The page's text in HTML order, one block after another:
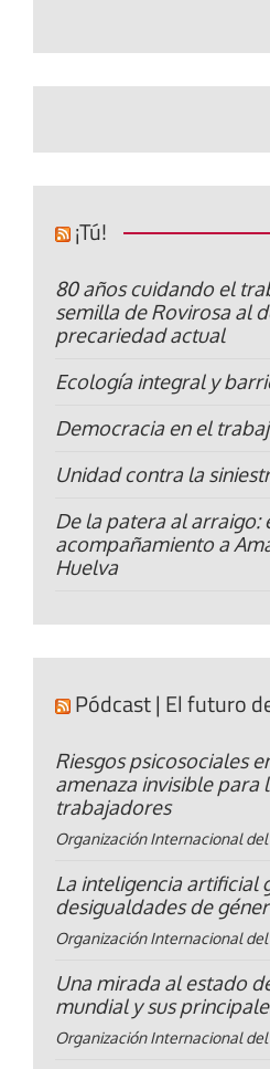
¡Tú!
80 años cuidando el
semilla de Rovirosa al
precariedad actual
Ecología integral y
Democracia en el
Unidad contra la
De la patera al arraigo:
acompañamiento a
Huelva
Pódcast | El futuro
Riesgos psicosociales
amenaza invisible para
trabajadores
Organización Internacional
La inteligencia artificial
desigualdades de
Organización Internacional
Una mirada al estado
mundial y sus
Organización Internacional